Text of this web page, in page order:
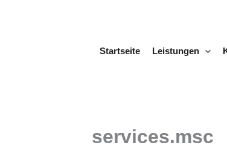
Startseite
Leistungen
services.msc